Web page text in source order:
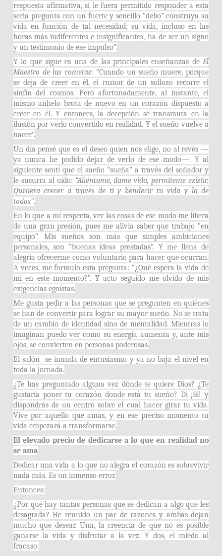
respuesta afirmativa, si le fuera permitido responder a esta
seria pregunta con un fuerte y sencillo “debo” construya su
vida en función de tal necesidad; su vida, incluso en las
horas más indiferentes e insignificantes, ha de ser un signo
y un testimonio de ese impulso”.
Y lo que sigue es una de las principales enseñanzas deEl
Maestro de las cometas: “Cuando un sueño muere, porque
se deja de creer en él, el rumor de un sollozo recorre el
sinfín del cosmos. Pero afortunadamente, al instante, el
mismo anhelo brota de nuevo en un corazón dispuesto a
creer en él. Y entonces, la decepción se transmuta en la
ilusión por verlo convertido en realidad. Y el sueño vuelve a
nacer”.
Un día pensé que es el deseo quien nos elige, no al revés —
ya nunca he podido dejar de verlo de ese modo—. Y al
siguiente sentí que el sueño “sueña” a través del soñador y
le susurra al oído: “Aliéntame, dame vida, permíteme existir.
Quisiera crecer a través de ti y bendecir tu vida y la de
todos”.
En lo que a mí respecta, ver las cosas de ese modo me libera
de una gran presión, pues me alivia saber que trabajo “en
equipo”. Mis sueños son más que simples ambiciones
personales, son “buenas ideas prestadas”. Y me llena de
alegría ofrecerme como voluntario para hacer que ocurran.
A veces, me formulo esta pregunta: “¿Qué espera la vida de
mi en este momento?”. Y acto seguido me olvido de mis
exigencias egoístas.
Me gusta pedir a las personas que se pregunten en quiénes
se han de convertir para lograr su mayor sueño. No se trata
de un cambio de identidad sino de mentalidad. Mientras lo
imaginan puedo ver como su energía aumenta y, ante mis
ojos, se convierten en personas poderosas.
El salón se inunda de entusiasmo y ya no baja el nivel en
toda la jornada.
¿Te has preguntado alguna vez dónde te quiere Dios? ¿Te
gustaría poner tu corazón donde está tu sueño? Di ¡Sí! y
dispondrás de un centro sobre el cual hacer girar tu vida.
Vive por aquello que amas, y en ese preciso momento tu
vida empezará a transformarse.
El elevado precio de dedicarse a lo que en realidad no
se ama
Dedicar una vida a lo que no alegra el corazón es sobrevivir
nada más. Es un inmenso error.
Entonces:
¿Por qué hay tantas personas que se dedican a algo que les
desagrada? He reunido un par de razones y ambas dejan
mucho que desear. Una, la creencia de que no es posible
ganarse la vida y disfrutar a la vez. Y dos, el miedo al
fracaso.